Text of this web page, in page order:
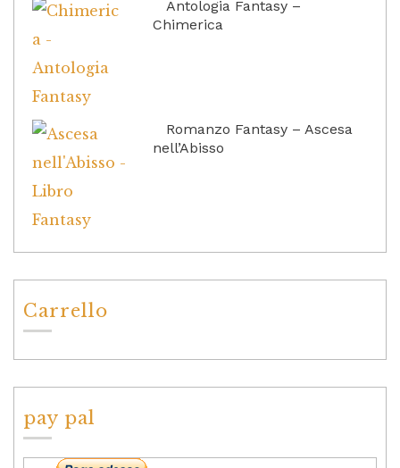
Antologia Fantasy –
Chimerica
Romanzo Fantasy – Ascesa
nell’Abisso
Carrello
pay pal